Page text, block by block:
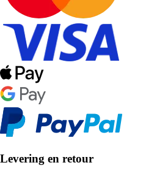
Levering en retour